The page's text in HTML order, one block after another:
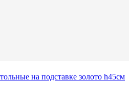
на подставке золото h45см